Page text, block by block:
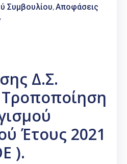
Συμβουλίου‚Αποφάσεις
Δ.Σ.
Τροποποίηση
Έτους 2021
).